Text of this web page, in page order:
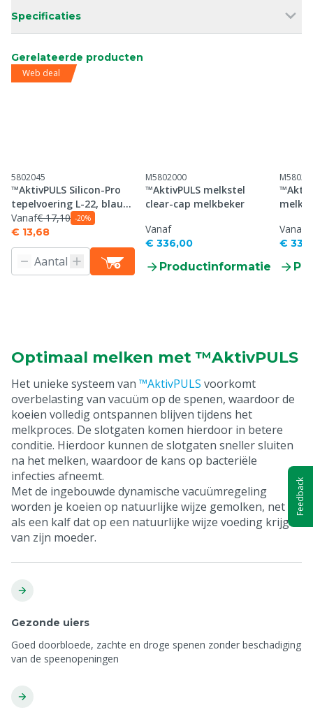
Specificaties
Gerelateerde producten
Web deal
5802045
™AktivPULS Silicon-Pro
tepelvoering L-22, blauw
mondstuk
Vanaf€ 17,10 -20%
€ 13,68
M5802000
™AktivPULS melkstel
clear-cap melkbeker
Vanaf
€ 336,00
Productinformatie
Vanaf
€
Optimaal melken met ™AktivPULS
Het unieke systeem van ™AktivPULS voorkomt
overbelasting van vacuüm op de spenen, waardoor de
koeien volledig ontspannen blijven tijdens het
melkproces. De slotgaten komen hierdoor in betere
conditie. Hierdoor kunnen de slotgaten sneller sluiten
na het melken, waardoor de kans op bacteriële
infecties afneemt.
Met de ingebouwde dynamische vacuümregeling
worden je koeien op natuurlijke wijze gemolken, net
als een kalf dat op een natuurlijke wijze voeding krijgt
van zijn moeder.
Gezonde uiers
Goed doorbloede, zachte en droge spenen zonder beschadiging
van de speenopeningen
Feedback